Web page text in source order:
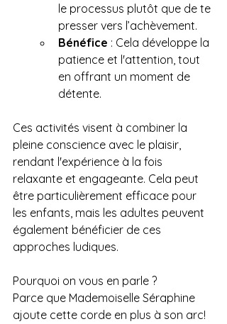
le processus plutôt que de te
presser vers l’achèvement.
Bénéfice : Cela développe la
patience et l'attention, tout
en offrant un moment de
détente.
Ces activités visent à combiner la
pleine conscience avec le plaisir,
rendant l'expérience à la fois
relaxante et engageante. Cela peut
être particulièrement efficace pour
les enfants, mais les adultes peuvent
également bénéficier de ces
approches ludiques.
Pourquoi on vous en parle ?
Parce que Mademoiselle Séraphine
ajoute cette corde en plus à son arc!